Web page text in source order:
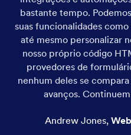
bastante tempo.
suas funcionalidades
até mesmo personalizar
nosso próprio código
provedores de
nenhum deles se
avanços.
Andrew Jones,